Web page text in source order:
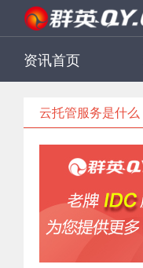
资讯首页
云托管服务是什么